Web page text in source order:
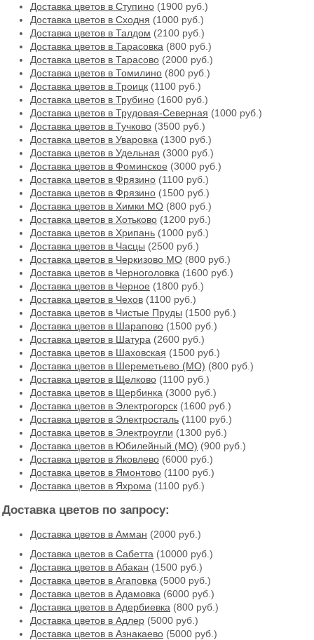
Доставка цветов в Ступино (1900 руб.)
Доставка цветов в Сходня (1000 руб.)
Доставка цветов в Талдом (2100 руб.)
Доставка цветов в Тарасовка (800 руб.)
Доставка цветов в Тарасово (2000 руб.)
Доставка цветов в Томилино (800 руб.)
Доставка цветов в Троицк (1100 руб.)
Доставка цветов в Трубино (1600 руб.)
Доставка цветов в Трудовая-Северная (1000 руб.)
Доставка цветов в Тучково (3500 руб.)
Доставка цветов в Уваровка (1300 руб.)
Доставка цветов в Удельная (3000 руб.)
Доставка цветов в Фоминское (3000 руб.)
Доставка цветов в Фрязино (1100 руб.)
Доставка цветов в Фрязино (1500 руб.)
Доставка цветов в Химки МО (800 руб.)
Доставка цветов в Хотьково (1200 руб.)
Доставка цветов в Хрипань (1000 руб.)
Доставка цветов в Часцы (2500 руб.)
Доставка цветов в Черкизово МО (800 руб.)
Доставка цветов в Черноголовка (1600 руб.)
Доставка цветов в Черное (1800 руб.)
Доставка цветов в Чехов (1100 руб.)
Доставка цветов в Чистые Пруды (1500 руб.)
Доставка цветов в Шарапово (1500 руб.)
Доставка цветов в Шатура (2600 руб.)
Доставка цветов в Шаховская (1500 руб.)
Доставка цветов в Шереметьево (МО) (800 руб.)
Доставка цветов в Щелково (1100 руб.)
Доставка цветов в Щербинка (3000 руб.)
Доставка цветов в Электрогорск (1600 руб.)
Доставка цветов в Электросталь (1100 руб.)
Доставка цветов в Электроугли (1300 руб.)
Доставка цветов в Юбилейный (МО) (900 руб.)
Доставка цветов в Яковлево (6000 руб.)
Доставка цветов в Ямонтово (1100 руб.)
Доставка цветов в Яхрома (1100 руб.)
Доставка цветов по запросу:
Доставка цветов в Амман (2000 руб.)
Доставка цветов в Cабетта (10000 руб.)
Доставка цветов в Абакан (1500 руб.)
Доставка цветов в Агаповка (5000 руб.)
Доставка цветов в Адамовка (6000 руб.)
Доставка цветов в Адербиевка (800 руб.)
Доставка цветов в Адлер (5000 руб.)
Доставка цветов в Азнакаево (5000 руб.)